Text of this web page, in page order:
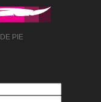
PIE